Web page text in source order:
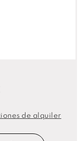
de alquiler